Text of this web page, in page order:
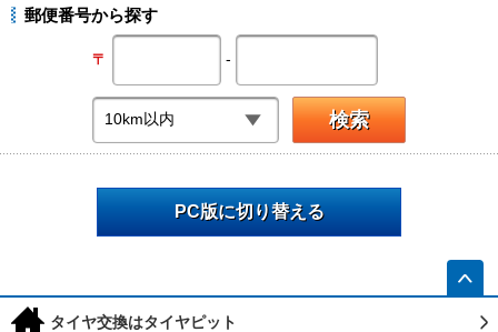
郵便番号から探す
〒 -
PC版に切り替える
h タイヤ交換はタイヤピット